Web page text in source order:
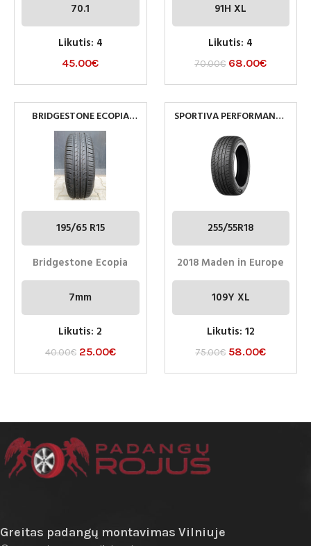
70.1
Likutis: 4
45.00€
91H XL
Likutis: 4
70.00€ 68.00€
BRIDGESTONE ECOPIA
195/65R15 PADANGOS
195/65 R15
Bridgestone Ecopia
7mm
Likutis: 2
40.00€ 25.00€
SPORTIVA PERFORMANCE
255/55R18
2018 Maden in Europe
109Y XL
Likutis: 12
75.00€ 58.00€
Greitas padangų montavimas Vilniuje